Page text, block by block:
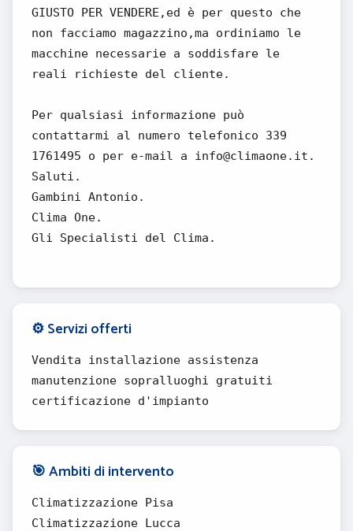
GIUSTO PER VENDERE,ed è per questo che
non facciamo magazzino,ma ordiniamo le
macchine necessarie a soddisfare le
reali richieste del cliente.
Per qualsiasi informazione può
contattarmi al numero telefonico 339
1761495 o per e-mail a info@climaone.it.
Saluti.
Gambini Antonio.
Clima One.
Gli Specialisti del Clima.
⚙️ Servizi offerti
Vendita installazione assistenza
manutenzione sopralluoghi gratuiti
certificazione d'impianto
🎯 Ambiti di intervento
Climatizzazione Pisa
Climatizzazione Lucca